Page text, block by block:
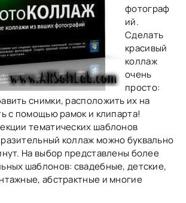
фотограф
ий.
Сделать
красивый
коллаж
очень
просто:
снимки, расположить их на
с помощью рамок и клипарта!
тематических шаблонов
коллаж можно буквально
На выбор представлены более
шаблонов: свадебные, детские,
абстрактные и многие